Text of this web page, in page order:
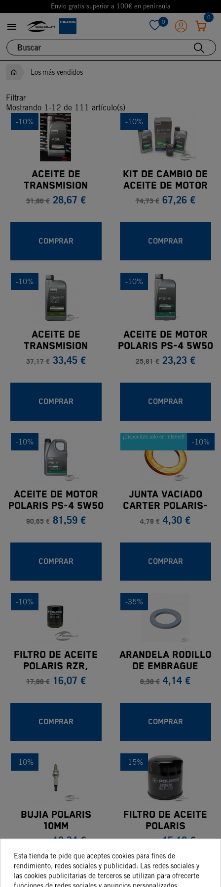
Envio gratis superior a 100€ en península
 0
0
Los más vendidos
Filtrar
Mostrando 1-12 de 111 artículo(s)
-10%
ACEITE DE
TRANSMISION
POLARIS AGL 1L
31,86 € 28,67 €
COMPRAR
-10%
KIT DE CAMBIO DE
ACEITE DE MOTOR
POLARIS PS-4
(Sportsman® 330-
570, XP
74,73 € 67,26 €
COMPRAR
-10%
ACEITE DE
TRANSMISION
POLARIS DEMAND
DRIVE FLUID 1L
37,17 € 33,45 €
COMPRAR
-10%
ACEITE DE MOTOR
POLARIS PS-4 5W50
1L
25,81 € 23,23 €
COMPRAR
-10%
ACEITE DE MOTOR
POLARIS PS-4 5W50
4L
90,65 € 81,59 €
COMPRAR
¡Disponible sólo en Internet!
-10%
JUNTA VACIADO
CARTER POLARIS-
19X12X1.3-COBRE
4,78 € 4,30 €
COMPRAR
-10%
FILTRO DE ACEITE
POLARIS RZR,
RANGER & GENERAL
17,86 € 16,07 €
COMPRAR
-35%
Arandela Rodillo
De Embrague
6,38 € 4,14 €
COMPRAR
-10%
BUJIA POLARIS
10MM
13,71 € 12,34 €
COMPRAR
-15%
FILTRO DE ACEITE
POLARIS
SPORTSMAN & RZR
17,86 € 15,18 €
COMPRAR
Esta tienda te pide que aceptes cookies para fines de
rendimiento, redes sociales y publicidad. Las redes sociales y
las cookies publicitarias de terceros se utilizan para ofrecerte